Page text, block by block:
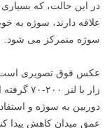
پروانه بود، واضح تر
دایره ای شکل و محوتر
است.
بوکه ی صفر